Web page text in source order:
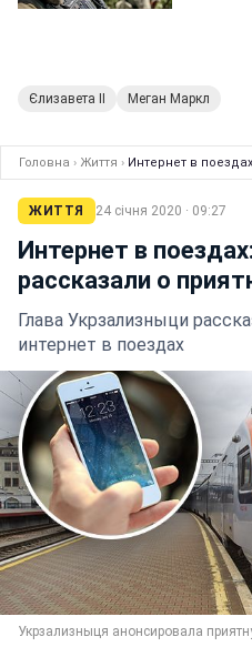
Єлизавета II Меган Маркл
Головна › Життя › Интернет в
ЖИТТЯ 24 січня 2020 · 09:27
Интернет в
рассказали о
Глава Укрзализныци
интернет в поездах
Укрзализныця анонсировала